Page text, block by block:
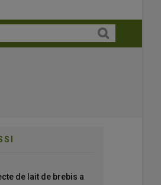
de lait de brebis a